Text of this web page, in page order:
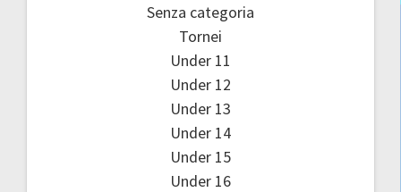
Senza categoria
Tornei
Under 11
Under 12
Under 13
Under 14
Under 15
Under 16